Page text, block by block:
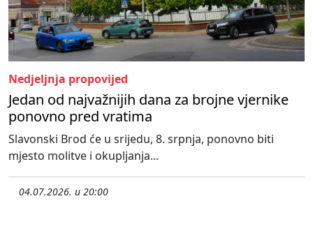
Nedjeljnja propovijed
Jedan od najvažnijih dana za brojne vjernike
ponovno pred vratima
Slavonski Brod će u srijedu, 8. srpnja, ponovno biti
mjesto molitve i okupljanja...
04.07.2026. u 20:00